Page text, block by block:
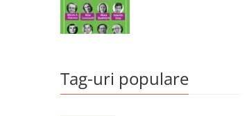
Tag-uri populare